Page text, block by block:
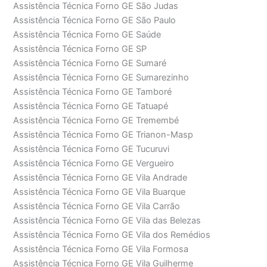
Assistência Técnica Forno GE São Judas
Assistência Técnica Forno GE São Paulo
Assistência Técnica Forno GE Saúde
Assistência Técnica Forno GE SP
Assistência Técnica Forno GE Sumaré
Assistência Técnica Forno GE Sumarezinho
Assistência Técnica Forno GE Tamboré
Assistência Técnica Forno GE Tatuapé
Assistência Técnica Forno GE Tremembé
Assistência Técnica Forno GE Trianon-Masp
Assistência Técnica Forno GE Tucuruvi
Assistência Técnica Forno GE Vergueiro
Assistência Técnica Forno GE Vila Andrade
Assistência Técnica Forno GE Vila Buarque
Assistência Técnica Forno GE Vila Carrão
Assistência Técnica Forno GE Vila das Belezas
Assistência Técnica Forno GE Vila dos Remédios
Assistência Técnica Forno GE Vila Formosa
Assistência Técnica Forno GE Vila Guilherme